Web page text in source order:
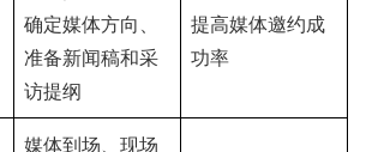
确定媒体方向、
准备新闻稿和采
访提纲
提高媒体邀约成
功率
媒体到场、现场